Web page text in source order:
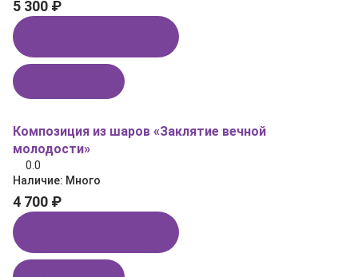
5 300 ₽
Композиция из шаров «Заклятие вечной
молодости»
0.0
Наличие: Много
4 700 ₽